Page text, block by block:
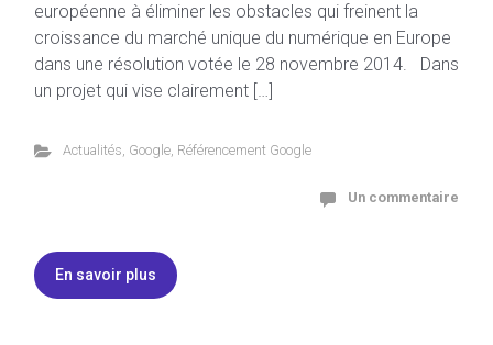
européenne à éliminer les obstacles qui freinent la
croissance du marché unique du numérique en Europe
dans une résolution votée le 28 novembre 2014. Dans
un projet qui vise clairement […]
Actualités, Google, Référencement Google
Un commentaire
En savoir plus